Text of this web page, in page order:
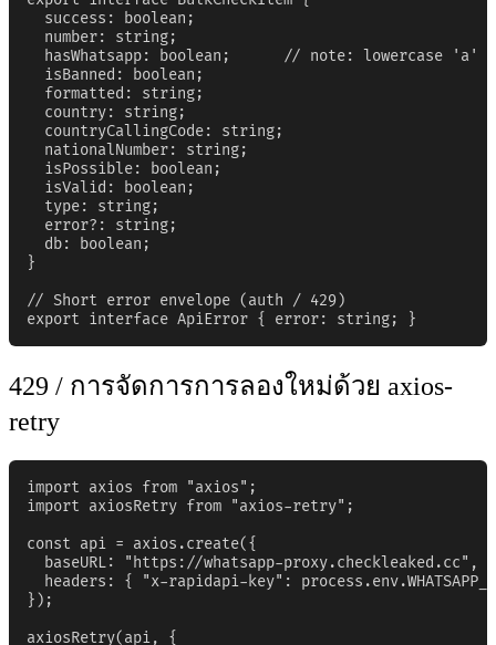
  success: boolean;
  number: string;
  hasWhatsapp: boolean;      // note: lowercase 'a'
  isBanned: boolean;
  formatted: string;
  country: string;
  countryCallingCode: string;
  nationalNumber: string;
  isPossible: boolean;
  isValid: boolean;
  type: string;
  error?: string;
  db: boolean;
}
// Short error envelope (auth / 429)
export interface ApiError { error: string; }
429 / การจัดการการลองใหม่ด้วย axios-
retry
import axios from "axios";
import axiosRetry from "axios-retry";
const api = axios.create({
  baseURL: "https://whatsapp-proxy.checkleaked.cc",
headers: { "x-rapidapi-key":
});
axiosRetry(api, {